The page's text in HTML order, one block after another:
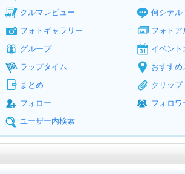
クルマレビュー
何シテル
フォトギャラリー
フォトア
グループ
イベント
ラップタイム
おすすめ
まとめ
クリップ
フォロー
フォロワ
ユーザー内検索